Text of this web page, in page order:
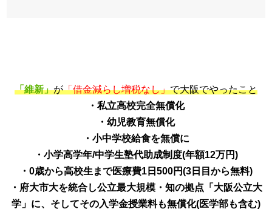
「維新」が「借金減らし増税なし」で大阪でやったこと
・私立高校完全無償化
・幼児教育無償化
・小中学校給食を無償に
・小学高学年/中学生塾代助成制度(年額12万円)
・0歳から高校生まで医療費1日500円(3日目から無料)
・府大市大を統合し公立最大規模・知の拠点「大阪公立大
学」に、そしてその入学金授業料も無償化(医学部も含む)